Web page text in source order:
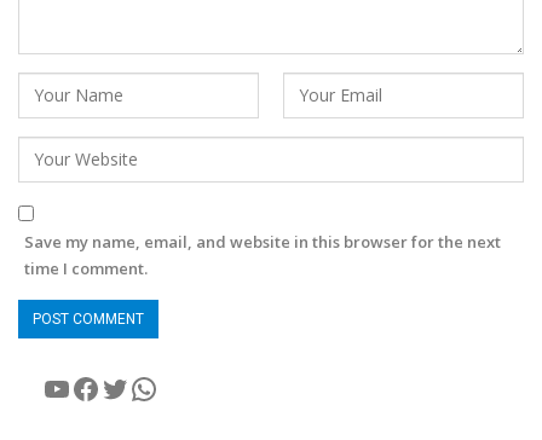
Save my name, email, and website in this browser for the next
time I comment.
YouTube
Facebook
Twitter
WhatsApp